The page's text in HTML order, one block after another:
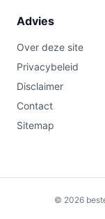
Advies
Over deze site
Privacybeleid
Disclaimer
Contact
Sitemap
© 2026